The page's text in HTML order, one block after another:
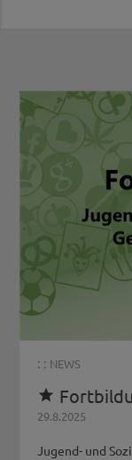
: : NEWS

29.8.2025
Jugend- und